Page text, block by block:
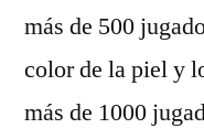
más de 500
color de la piel y
más de 1000